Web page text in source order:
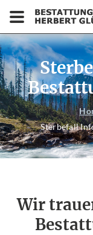
Sterbefall
Wir